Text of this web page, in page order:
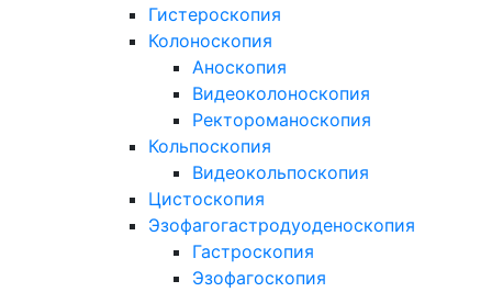
Гистероскопия
Колоноскопия
Аноскопия
Видеоколоноскопия
Ректороманоскопия
Кольпоскопия
Видеокольпоскопия
Цистоскопия
Эзофагогастродуоденоскопия
Гастроскопия
Эзофагоскопия